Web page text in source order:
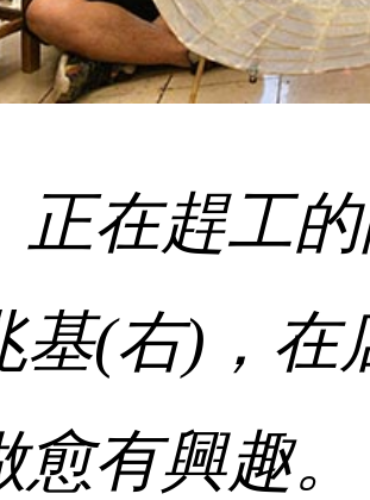
正在趕工
基(右)，在
愈有興趣。